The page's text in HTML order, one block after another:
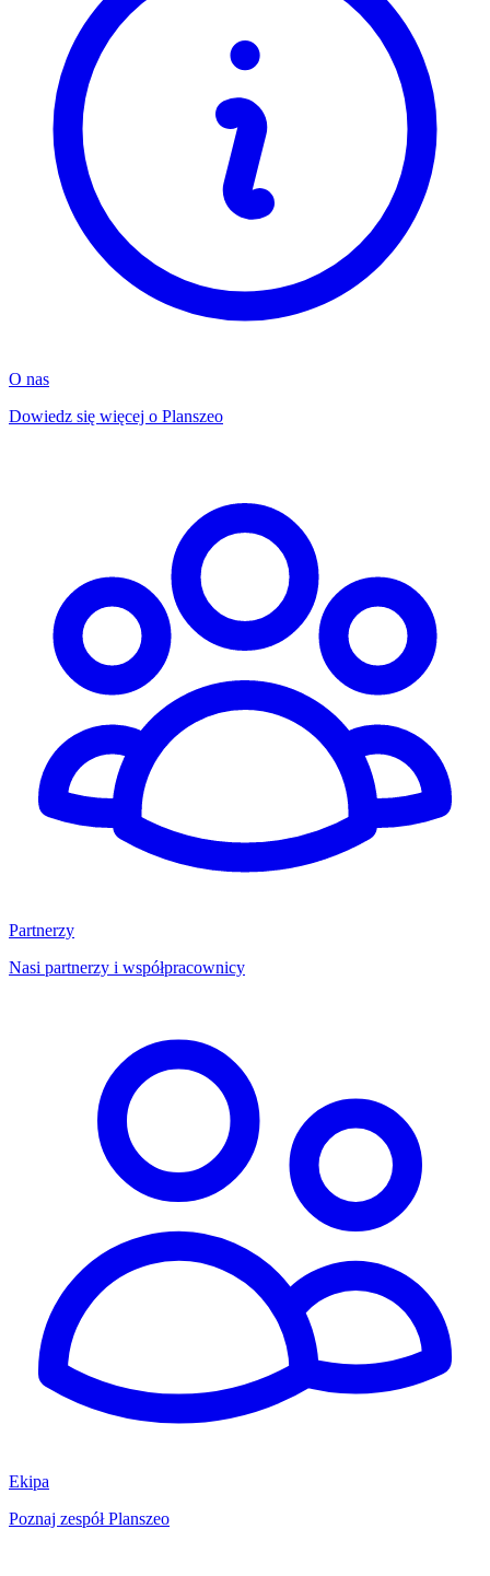
O nas
Dowiedz się więcej o Planszeo
Partnerzy
Nasi partnerzy i współpracownicy
Ekipa
Poznaj zespół Planszeo